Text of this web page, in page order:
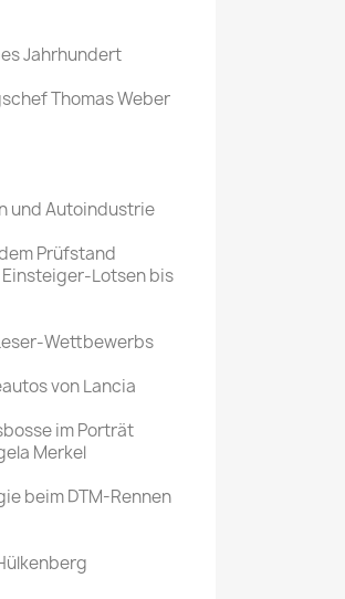
Jahrhundert
Thomas Weber
und Autoindustrie
Prüfstand
Lotsen bis
Wettbewerbs
von Lancia
im Porträt
Merkel
beim DTM-Rennen